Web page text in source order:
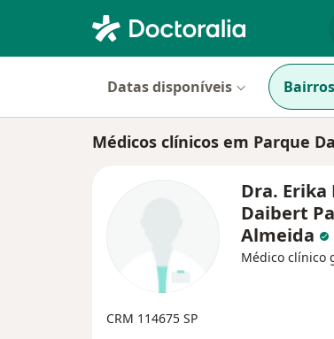
Datas disponíveis Bairros
Médicos clínicos em Parque
Dra. Erika
Daibert
Almeida
Médico clínico
CRM 114675 SP